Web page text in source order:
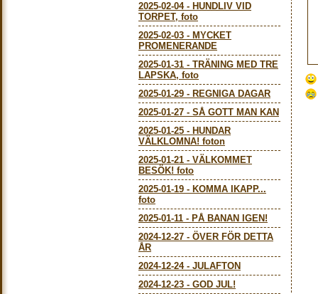
2025-02-04- HUNDLIV VID
TORPET, foto
2025-02-03 - MYCKET
PROMENERANDE
2025-01-31 - TRÄNING MED TRE
LAPSKA, foto
2025-01-29 - REGNIGA DAGAR
2025-01-27 - SÅ GOTT MAN KAN
2025-01-25 - HUNDAR
VÄLKLOMNA! foton
2025-01-21 - VÄLKOMMET
BESÖK! foto
2025-01-19 - KOMMA IKAPP...
foto
2025-01-11 - PÅ BANAN IGEN!
2024-12-27 - ÖVER FÖR DETTA
ÅR
2024-12-24- JULAFTON
2024-12-23 - GOD JUL!